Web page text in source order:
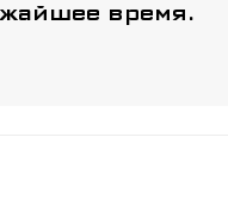
время.